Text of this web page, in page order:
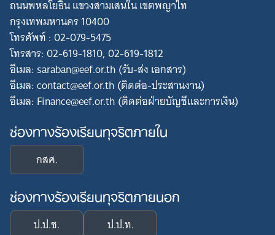
for:
ถนนพหลโยธิน แขวงสามเสนใน เขตพญาไท
กรุงเทพมหานคร 10400
โทรศัพท์ : 02-079-5475
โทรสาร: 02-619-1810, 02-619-1812
อีเมล: saraban@eef.or.th (รับ-ส่ง เอกสาร)
อีเมล: contact@eef.or.th (ติดต่อ-ประสานงาน)
อีเมล: Finance@eef.or.th (ติดต่อฝ่ายบัญชีและการเงิน)
ช่องทางร้องเรียนทุจริตภายใน
กสศ.
ช่องทางร้องเรียนทุจริตภายนอก
ป.ป.ช. ป.ป.ท.